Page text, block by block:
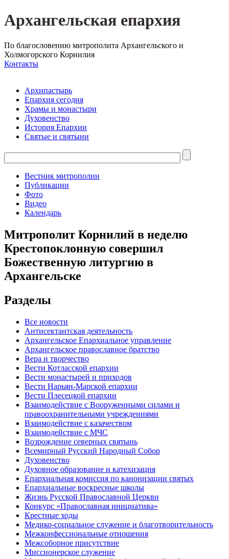
Архангельская епархия
По благословению митрополита Архангельского и
Холмогорского Корнилия
Контакты
Архипастырь
Епархия сегодня
Храмы и монастыри
Духовенство
История Епархии
Святые и святыни
Вестник митрополии
Публикации
Фото
Видео
Календарь
Митрополит Корнилий в неделю
Крестопоклонную совершил
Божественную литургию в
Архангельске
Разделы
Все новости
Антисектантская деятельность
Архангельское Епархиальное управление
Архангельское православное братство
Вера и творчество
Вести Котласской епархии
Вести монастырей и приходов
Вести Нарьян-Марской епархии
Вести Плесецкой епархии
Взаимодействие с Вооруженными силами и
правоохранительными учреждениями
Взаимодействие с казачеством
Взаимодействие с МЧС
Возрождение северных святынь
Всемирный Русский Народный Собор
Духовенство
Духовное образование и катехизация
Епархиальная комиссия по канонизации святых
Епархиальные воскресные школы
Жизнь Русской Православной Церкви
Конкурс «Православная инициатива»
Крестные ходы
Медико-социальное служение и благотворительность
Межконфессиональные отношения
Межсоборное присутствие
Миссионерское служение